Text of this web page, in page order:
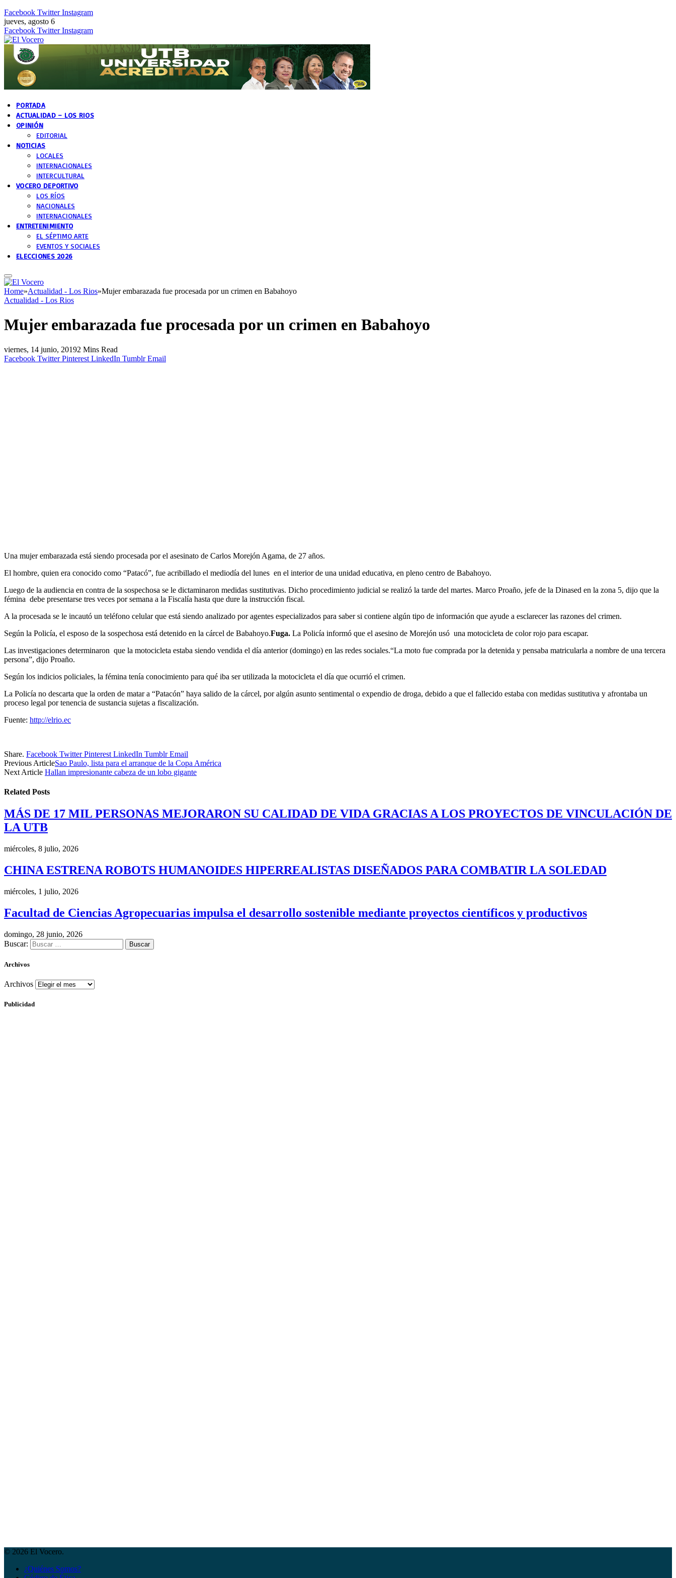
Facebook Twitter Instagram
jueves, agosto 6
Facebook Twitter Instagram
PORTADA
ACTUALIDAD – LOS RIOS
OPINIÓN
EDITORIAL
NOTICIAS
LOCALES
INTERNACIONALES
INTERCULTURAL
VOCERO DEPORTIVO
LOS RÍOS
NACIONALES
INTERNACIONALES
ENTRETENIMIENTO
EL SÉPTIMO ARTE
EVENTOS Y SOCIALES
ELECCIONES 2026
Home»Actualidad - Los Rios»Mujer embarazada fue procesada por un crimen en Babahoyo
Actualidad - Los Rios
Mujer embarazada fue procesada por un crimen en Babahoyo
viernes, 14 junio, 20192 Mins Read
Facebook Twitter Pinterest LinkedIn Tumblr Email
Una mujer embarazada está siendo procesada por el asesinato de Carlos Morejón Agama, de 27 años.
El hombre, quien era conocido como “Patacó”, fue acribillado el mediodía del lunes en el interior de una unidad educativa, en pleno centro de Babahoyo.
Luego de la audiencia en contra de la sospechosa se le dictaminaron medidas sustitutivas. Dicho procedimiento judicial se realizó la tarde del martes. Marco Proaño, jefe de la Dinased en la zona 5, dijo que la
fémina debe presentarse tres veces por semana a la Fiscalía hasta que dure la instrucción fiscal.
A la procesada se le incautó un teléfono celular que está siendo analizado por agentes especializados para saber si contiene algún tipo de información que ayude a esclarecer las razones del crimen.
Según la Policía, el esposo de la sospechosa está detenido en la cárcel de Babahoyo.Fuga. La Policía informó que el asesino de Morejón usó una motocicleta de color rojo para escapar.
Las investigaciones determinaron que la motocicleta estaba siendo vendida el día anterior (domingo) en las redes sociales.“La moto fue comprada por la detenida y pensaba matricularla a nombre de una tercera
persona”, dijo Proaño.
Según los indicios policiales, la fémina tenía conocimiento para qué iba ser utilizada la motocicleta el día que ocurrió el crimen.
La Policía no descarta que la orden de matar a “Patacón” haya salido de la cárcel, por algún asunto sentimental o expendio de droga, debido a que el fallecido estaba con medidas sustitutiva y afrontaba un
proceso legal por tenencia de sustancia sujetas a fiscalización.
Fuente: http://elrio.ec
Share. Facebook Twitter Pinterest LinkedIn Tumblr Email
Previous ArticleSao Paulo, lista para el arranque de la Copa América
Next Article Hallan impresionante cabeza de un lobo gigante
Related Posts
MÁS DE 17 MIL PERSONAS MEJORARON SU CALIDAD DE VIDA GRACIAS A LOS PROYECTOS DE VINCULACIÓN DE
LA UTB
miércoles, 8 julio, 2026
CHINA ESTRENA ROBOTS HUMANOIDES HIPERREALISTAS DISEÑADOS PARA COMBATIR LA SOLEDAD
miércoles, 1 julio, 2026
Facultad de Ciencias Agropecuarias impulsa el desarrollo sostenible mediante proyectos científicos y productivos
domingo, 28 junio, 2026
Buscar:
Archivos
Archivos
Publicidad
© 2026 El Vocero.
¿Quiénes Somos?